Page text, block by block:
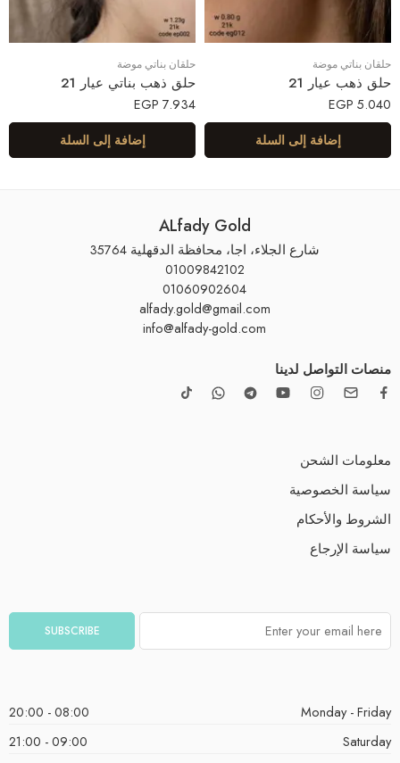
حلقان بناتي موضة
حلق ذهب عيار 21
5.040
EGP
إضافة إلى السلة
حلقان بناتي موضة
حلق ذهب بناتي عيار 21
7.934
EGP
إضافة إلى السلة
ALfady Gold
شارع الجلاء، اجا، محافظة الدقهلية 35764
01009842102
01060902604
alfady.gold@gmail.com
info@alfady-gold.com
منصات التواصل لدينا
معلومات الشحن
سياسة الخصوصية
الشروط والأحكام
سياسة الإرجاع
Monday - Friday
08:00 - 20:00
Saturday
09:00 - 21:00